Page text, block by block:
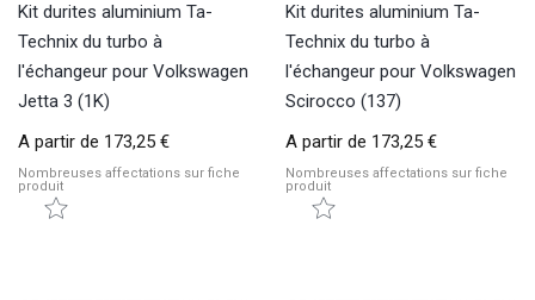
Kit durites aluminium Ta-
Technix du turbo à
l'échangeur pour Volkswagen
Jetta 3 (1K)
A partir de 173,25 €
Nombreuses affectations sur fiche
produit
Kit durites aluminium Ta-
Technix du turbo à
l'échangeur pour Volkswagen
Scirocco (137)
A partir de 173,25 €
Nombreuses affectations sur fiche
produit